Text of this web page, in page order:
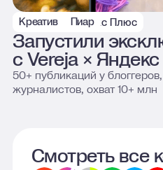
Vereja × Яндекс Плюс
Креатив Пиар
Запустили
с Vereja ×
50+ публикаций у
журналистов, охват 10+ млн
Смотреть все